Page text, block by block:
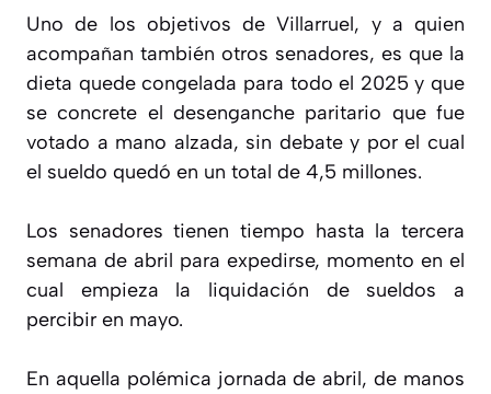
Uno de los objetivos de Villarruel, y a quien
acompañan también otros senadores, es que la
dieta quede congelada para todo el 2025 y que
se concrete el desenganche paritario que fue
votado a mano alzada, sin debate y por el cual
el sueldo quedó en un total de 4,5 millones.
Los senadores tienen tiempo hasta la tercera
semana de abril para expedirse, momento en el
cual empieza la liquidación de sueldos a
percibir en mayo.
En aquella polémica jornada de abril, de manos